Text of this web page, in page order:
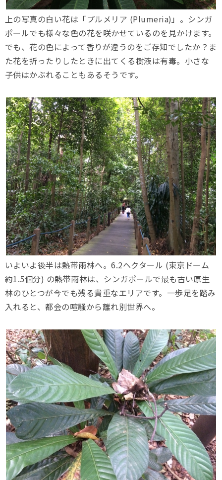
上の写真の白い花は「プルメリア (Plumeria)」。シンガ
ポールでも様々な色の花を咲かせているのを見かけます。
でも、花の色によって香りが違うのをご存知でしたか？ま
た花を折ったりしたときに出てくる樹液は有毒。小さな
子供はかぶれることもあるそうです。
いよいよ後半は熱帯雨林へ。6.2ヘクタール (東京ドーム
約1.5個分) の熱帯雨林は、シンガポールで最も古い原生
林のひとつが今でも残る貴重なエリアです。一歩足を踏み
入れると、都会の喧騒から離れ別世界へ。